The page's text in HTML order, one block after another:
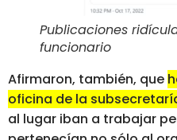
Publicaciones
funcionario
Afirmaron, también, que
oficina de la
al lugar iban a trabajar